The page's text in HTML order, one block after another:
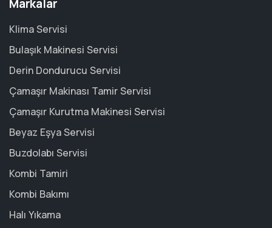
Markalar
Klima Servisi
Bulaşık Makinesi Servisi
Derin Dondurucu Servisi
Çamaşır Makinası Tamir Servisi
Çamaşır Kurutma Makinesi Servisi
Beyaz Eşya Servisi
Buzdolabı Servisi
Kombi Tamiri
Kombi Bakımı
Halı Yıkama